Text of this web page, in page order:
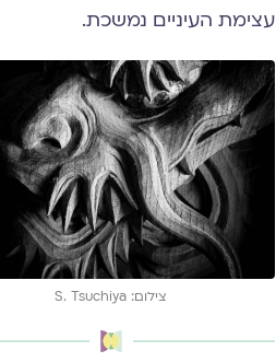
עצימת העיניים נמשכת.
צילום: S. Tsuchiya